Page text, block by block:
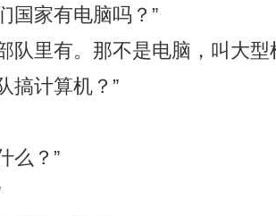
国家有电脑吗？”
队里有。那不是电脑，叫大型
搞计算机？”
么？”